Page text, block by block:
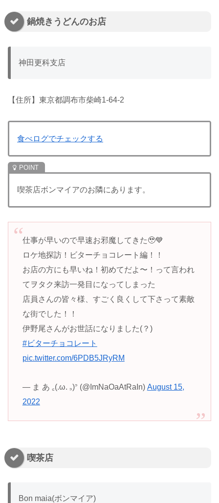
鍋焼きうどんのお店
神田更科支店
【住所】東京都調布市柴崎1-64-2
食べログでチェックする
喫茶店ボンマイアのお隣にあります。
仕事が早いので早速お邪魔してきた🥹💙
ロケ地探訪！ビターチョコレート編！！
お店の方にも早いね！初めてだよ〜！って言われ
てヲタク来訪一発目になってしまった
店員さんの皆々様、すごく良くして下さって素敵
な街でした！！
伊野尾さんがお世話になりました(？)
#ビターチョコレート
pic.twitter.com/6PDB5JRyRM
— ま あ ꜀(.ω. ꜆)꜄ (@ImNaOaAtRaIn) August 15,
2022
喫茶店
Bon maia(ボンマイア)